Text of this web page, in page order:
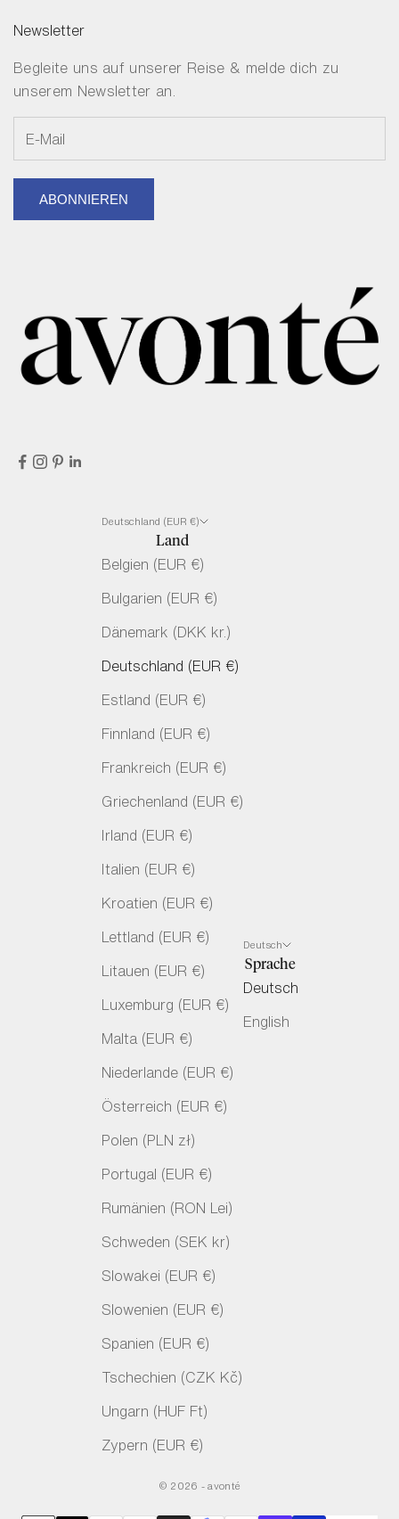
Newsletter
Begleite uns auf unserer Reise & melde dich zu
unserem Newsletter an.
ABONNIEREN
Deutschland (EUR €)
Land
Belgien (EUR €)
Bulgarien (EUR €)
Dänemark (DKK kr.)
Deutschland (EUR €)
Estland (EUR €)
Finnland (EUR €)
Frankreich (EUR €)
Griechenland (EUR €)
Irland (EUR €)
Italien (EUR €)
Kroatien (EUR €)
Lettland (EUR €)
Litauen (EUR €)
Luxemburg (EUR €)
Malta (EUR €)
Niederlande (EUR €)
Österreich (EUR €)
Polen (PLN zł)
Portugal (EUR €)
Rumänien (RON Lei)
Schweden (SEK kr)
Slowakei (EUR €)
Slowenien (EUR €)
Spanien (EUR €)
Tschechien (CZK Kč)
Ungarn (HUF Ft)
Zypern (EUR €)
Deutsch
Sprache
Deutsch
English
© 2026 - avonté